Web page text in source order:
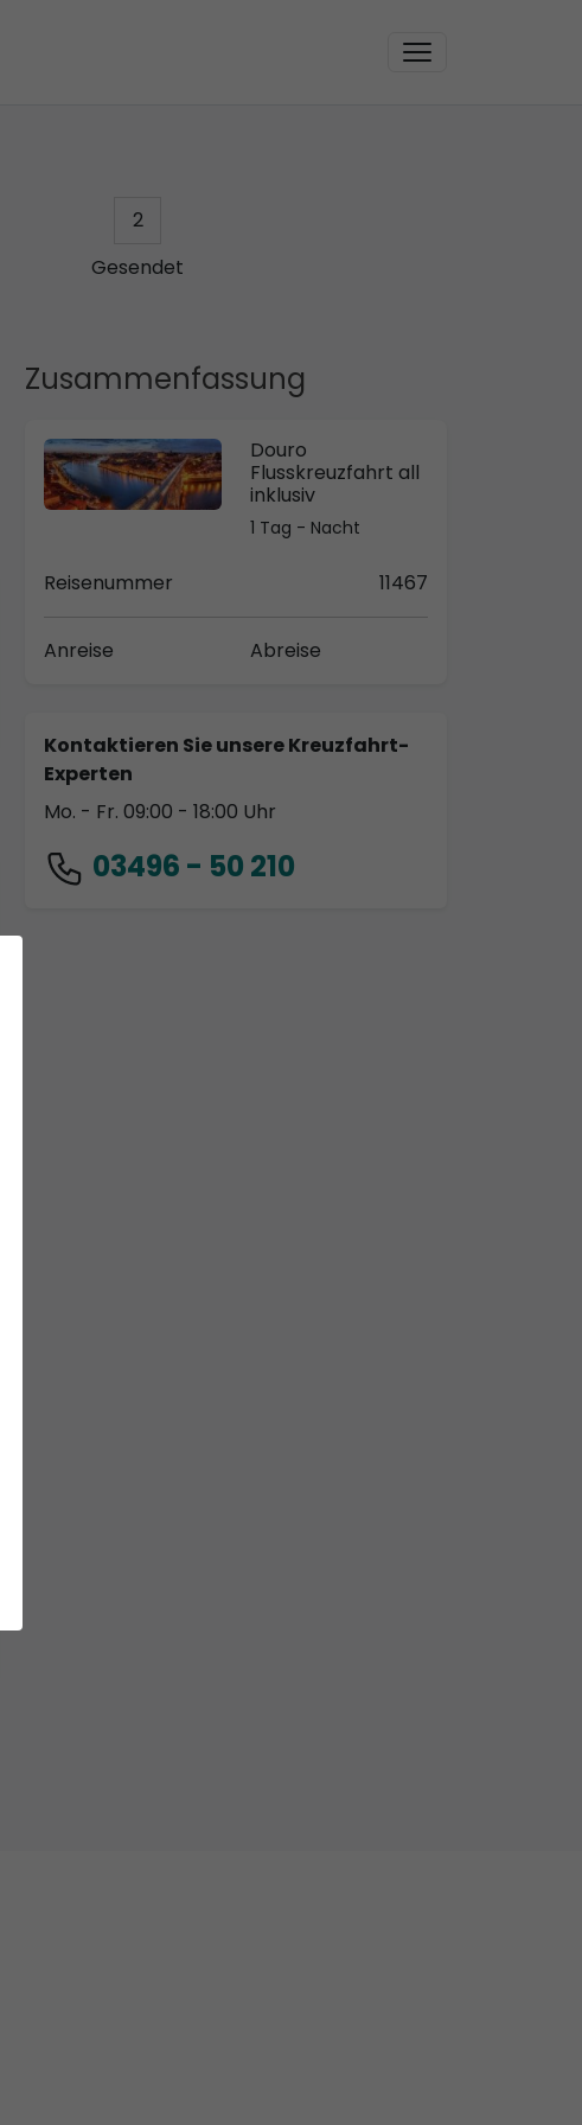
2
Gesendet
Zusammenfassung
Douro
Flusskreuzfahrt all
inklusiv
1 Tag - Nacht
Reisenummer 11467
Anreise Abreise
Kontaktieren Sie unsere Kreuzfahrt-
Experten
Mo. - Fr. 09:00 - 18:00 Uhr
03496 - 50 210